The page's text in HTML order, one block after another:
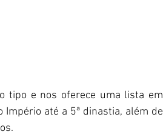
tipo e nos oferece uma lista em
até a 5ª dinastia, além de